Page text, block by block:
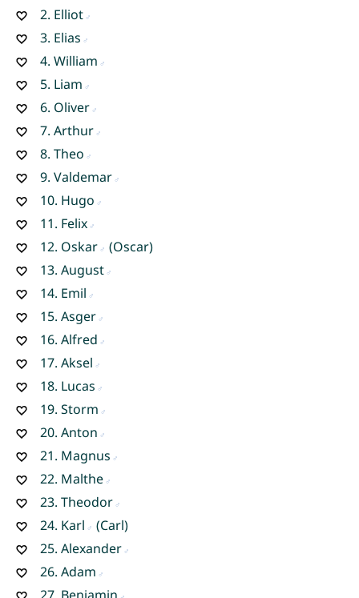
2. Elliot
3. Elias
4. William
5. Liam
6. Oliver
7. Arthur
8. Theo
9. Valdemar
10. Hugo
11. Felix
12. Oskar
(Oscar)
13. August
14. Emil
15. Asger
16. Alfred
17. Aksel
18. Lucas
19. Storm
20. Anton
21. Magnus
22. Malthe
23. Theodor
24. Karl
(Carl)
25. Alexander
26. Adam